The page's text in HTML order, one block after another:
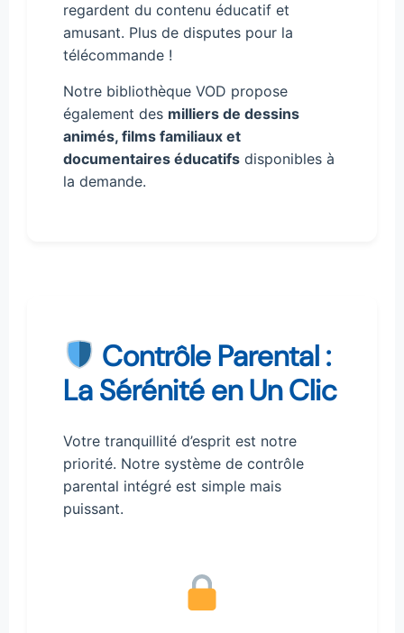
regardent du contenu éducatif et
amusant. Plus de disputes pour la
télécommande !
Notre bibliothèque VOD propose
également des milliers de dessins
animés, films familiaux et
documentaires éducatifs disponibles à
la demande.
Contrôle Parental :
La Sérénité en Un Clic
Votre tranquillité d’esprit est notre
priorité. Notre système de contrôle
parental intégré est simple mais
puissant.